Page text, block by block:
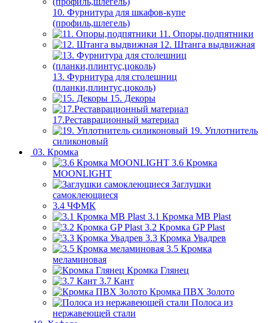
10. Фурнитура для шкафов-купе
(профиль,шлегель)
11. Опоры,подпятники
12. Штанга выдвижная
13. Фурнитура для столешниц
(планки,плинтус,цоколь)
15. Декоры
17.Реставрационный материал
19. Уплотнитель
силиконовый
03. Кромка
3.6 Кромка
MOONLIGHT
Заглушки
самоклеющиеся
3.4 ЧФМК
3.1 Кромка MB Plast
3.2 Кромка GP Plast
3.3 Кромка Увадрев
3.5 Кромка
меламиновая
Кромка Глянец
3.7 Кант
Кромка ПВХ Золото
Полоса из
нержавеющей стали